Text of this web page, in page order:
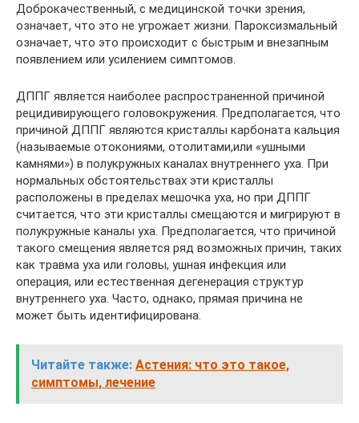
Доброкачественный, с медицинской точки зрения,
означает, что это не угрожает жизни. Пароксизмальный
означает, что это происходит с быстрым и внезапным
появлением или усилением симптомов.
ДППГ является наиболее распространенной причиной
рецидивирующего головокружения. Предполагается, что
причиной ДППГ являются кристаллы карбоната кальция
(называемые отокониями, отолитами,или «ушными
камнями») в полукружных каналах внутреннего уха. При
нормальных обстоятельствах эти кристаллы
расположены в пределах мешочка уха, но при ДППГ
считается, что эти кристаллы смещаются и мигрируют в
полукружные каналы уха. Предполагается, что причиной
такого смещения является ряд возможных причин, таких
как травма уха или головы, ушная инфекция или
операция, или естественная дегенерация структур
внутреннего уха. Часто, однако, прямая причина не
может быть идентифицирована.
Читайте также: Астения: что это такое,
симптомы, лечение